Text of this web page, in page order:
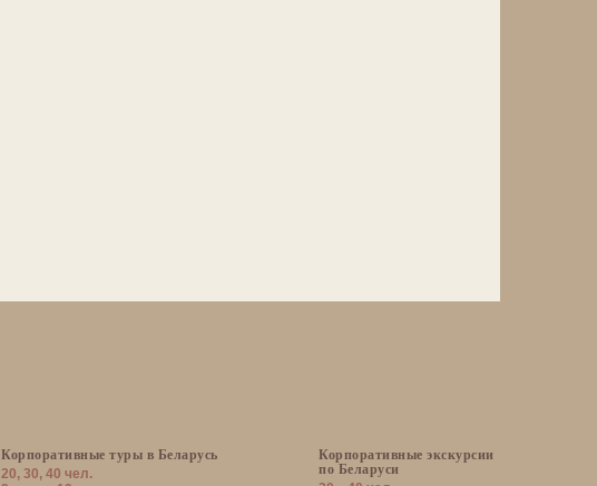
Корпоративные туры в Беларусь
20, 30, 40 чел.
Корпоративные экскурсии
по Беларуси